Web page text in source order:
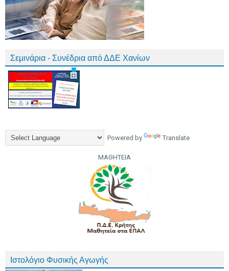
Σεμινάρια - Συνέδρια από ΔΔΕ Χανίων
Powered by Translate
ΜΑΘΗΤΕΙΑ
Ιστολόγιο Φυσικής Αγωγής